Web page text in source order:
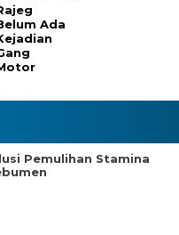
Ada
Pemulihan Stamina